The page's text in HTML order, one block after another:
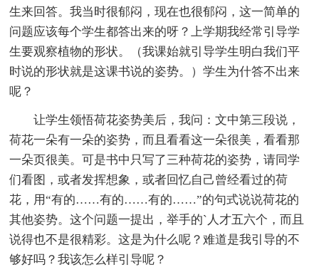
生来回答。我当时很郁闷，现在也很郁闷，这一简单的
问题应该每个学生都答出来的呀？上学期我经常引导学
生要观察植物的形状。（我课始就引导学生明白我们平
时说的形状就是这课书说的姿势。）学生为什答不出来
呢？
让学生领悟荷花姿势美后，我问：文中第三段说，
荷花一朵有一朵的姿势，而且看看这一朵很美，看看那
一朵页很美。可是书中只写了三种荷花的姿势，请同学
们看图，或者发挥想象，或者回忆自己曾经看过的荷
花，用“有的……有的……有的……”的句式说说荷花的
其他姿势。这个问题一提出，举手的`人才五六个，而且
说得也不是很精彩。这是为什么呢？难道是我引导的不
够好吗？我该怎么样引导呢？